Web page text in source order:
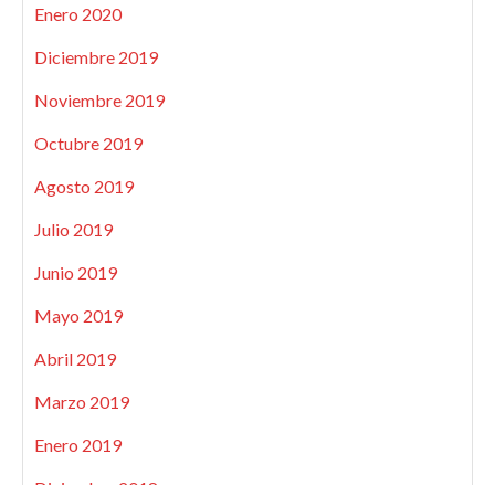
Enero 2020
Diciembre 2019
Noviembre 2019
Octubre 2019
Agosto 2019
Julio 2019
Junio 2019
Mayo 2019
Abril 2019
Marzo 2019
Enero 2019